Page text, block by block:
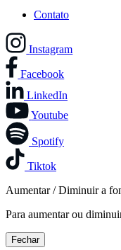
Contato
Instagram
Facebook
LinkedIn
Youtube
Spotify
Tiktok
Aumentar / Diminuir a
Para aumentar ou
Fechar